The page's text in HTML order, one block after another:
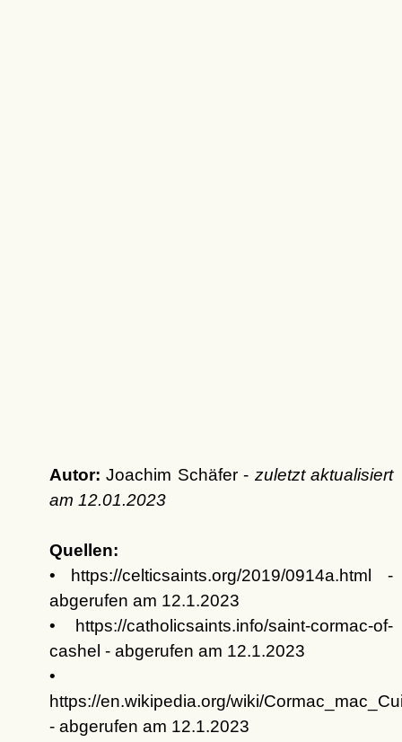
Autor: Joachim Schäfer - zuletzt aktualisiert
am 12.01.2023
Quellen:
• https://celticsaints.org/2019/0914a.html -
abgerufen am 12.1.2023
• https://catholicsaints.info/saint-cormac-of-
cashel - abgerufen am 12.1.2023
•
https://en.wikipedia.org/wiki/
- abgerufen am 12.1.2023